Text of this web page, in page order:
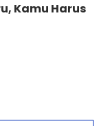
Kamu Harus